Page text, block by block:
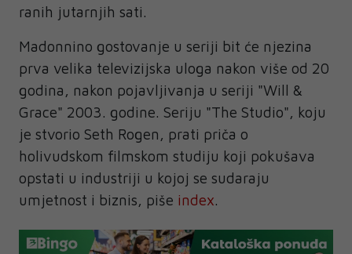
ranih jutarnjih sati.
Madonnino gostovanje u seriji bit će njezina
prva velika televizijska uloga nakon više od 20
godina, nakon pojavljivanja u seriji "Will &
Grace" 2003. godine. Seriju "The Studio", koju
je stvorio Seth Rogen, prati priča o
holivudskom filmskom studiju koji pokušava
opstati u industriji u kojoj se sudaraju
umjetnost i biznis, piše index.